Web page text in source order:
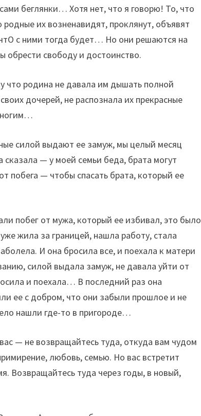
беглянки… Хотя нет, что я говорю! То, что
их возненавидят, проклянут, объявят
с ними тогда будет… Но они решаются на
свободу и достоинство.
что родина не давала им дышать полной
дочерей, не распознала их прекрасные
силой выдают ее замуж, мы целый месяц
сказала — у моей семьи беда, брата могут
побега — чтобы спасать брата, который ее
побег от мужа, который ее избивал, это было
жила за границей, нашла работу, стала
И она бросила все, и поехала к матери
силой выдала замуж, не давала уйти от
и поехала… В последний раз она
ее с добром, что они забыли прошлое и не
нашли где-то в пригороде…
— не возвращайтесь туда, откуда вам чудом
любовь, семью. Но вас встретит
Возвращайтесь туда через годы, в новый,